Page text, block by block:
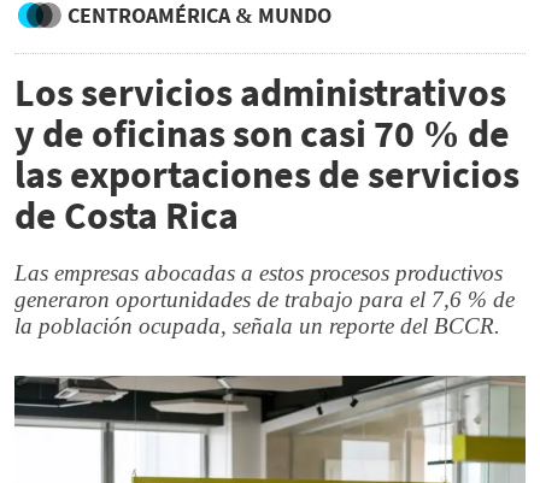
CENTROAMÉRICA & MUNDO
Los servicios administrativos
y de oficinas son casi 70 % de
las exportaciones de servicios
de Costa Rica
Las empresas abocadas a estos procesos productivos
generaron oportunidades de trabajo para el 7,6 % de
la población ocupada, señala un reporte del BCCR.